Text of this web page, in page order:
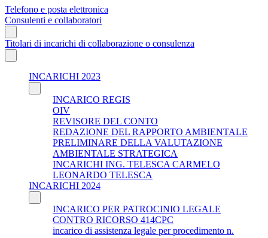
Telefono e posta elettronica
Consulenti e collaboratori
Titolari di incarichi di collaborazione o consulenza
INCARICHI 2023
INCARICO REGIS
OIV
REVISORE DEL CONTO
REDAZIONE DEL RAPPORTO AMBIENTALE
PRELIMINARE DELLA VALUTAZIONE
AMBIENTALE STRATEGICA
INCARICHI ING. TELESCA CARMELO
LEONARDO TELESCA
INCARICHI 2024
INCARICO PER PATROCINIO LEGALE
CONTRO RICORSO 414CPC
incarico di assistenza legale per procedimento n.